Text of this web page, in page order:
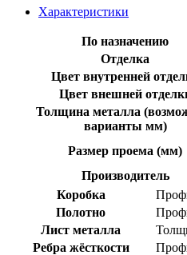
Характеристики
По назначению
Отделка
Цвет внутренней
Цвет внешней
Толщина металла
варианты мм)
Размер проема (мм)
Производитель
Коробка
Полотно
Лист металла
Ребра жёсткости